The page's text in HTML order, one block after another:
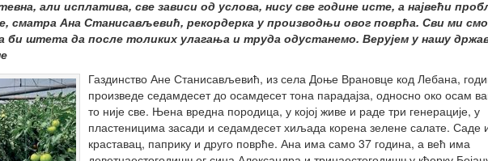
али исплатива, све зависи од услова, нису све године исте, а највећи
сматра Ана Станисављевић, рекордерка у производњи овог поврћа. Сви ми
би штета да после толиких улагања и труда одустанемо. Верујем у нашу
Газдинство Ане Станисављевић, из села Доње Врановце код Лебана,
произведе седамдесет до осамдесет тона парадајза, односно око осам
то није све. Њена вредна породица, у којој живе и раде три генерације, у
пластеницима засади и седамдесет хиљада корена зелене салате. Саде
краставац, паприку и друго поврће. Ана има само 37 година, а већ има